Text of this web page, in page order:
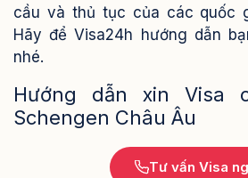
cầu và thủ tục của các quốc
Hãy để Visa24h hướng dẫn
nhé.
Hướng dẫn xin Visa
Schengen Châu Âu
Tư vấn Visa